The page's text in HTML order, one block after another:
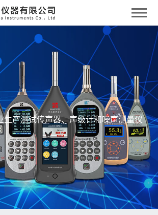
生产测试传声器、声级计和噪声测量仪